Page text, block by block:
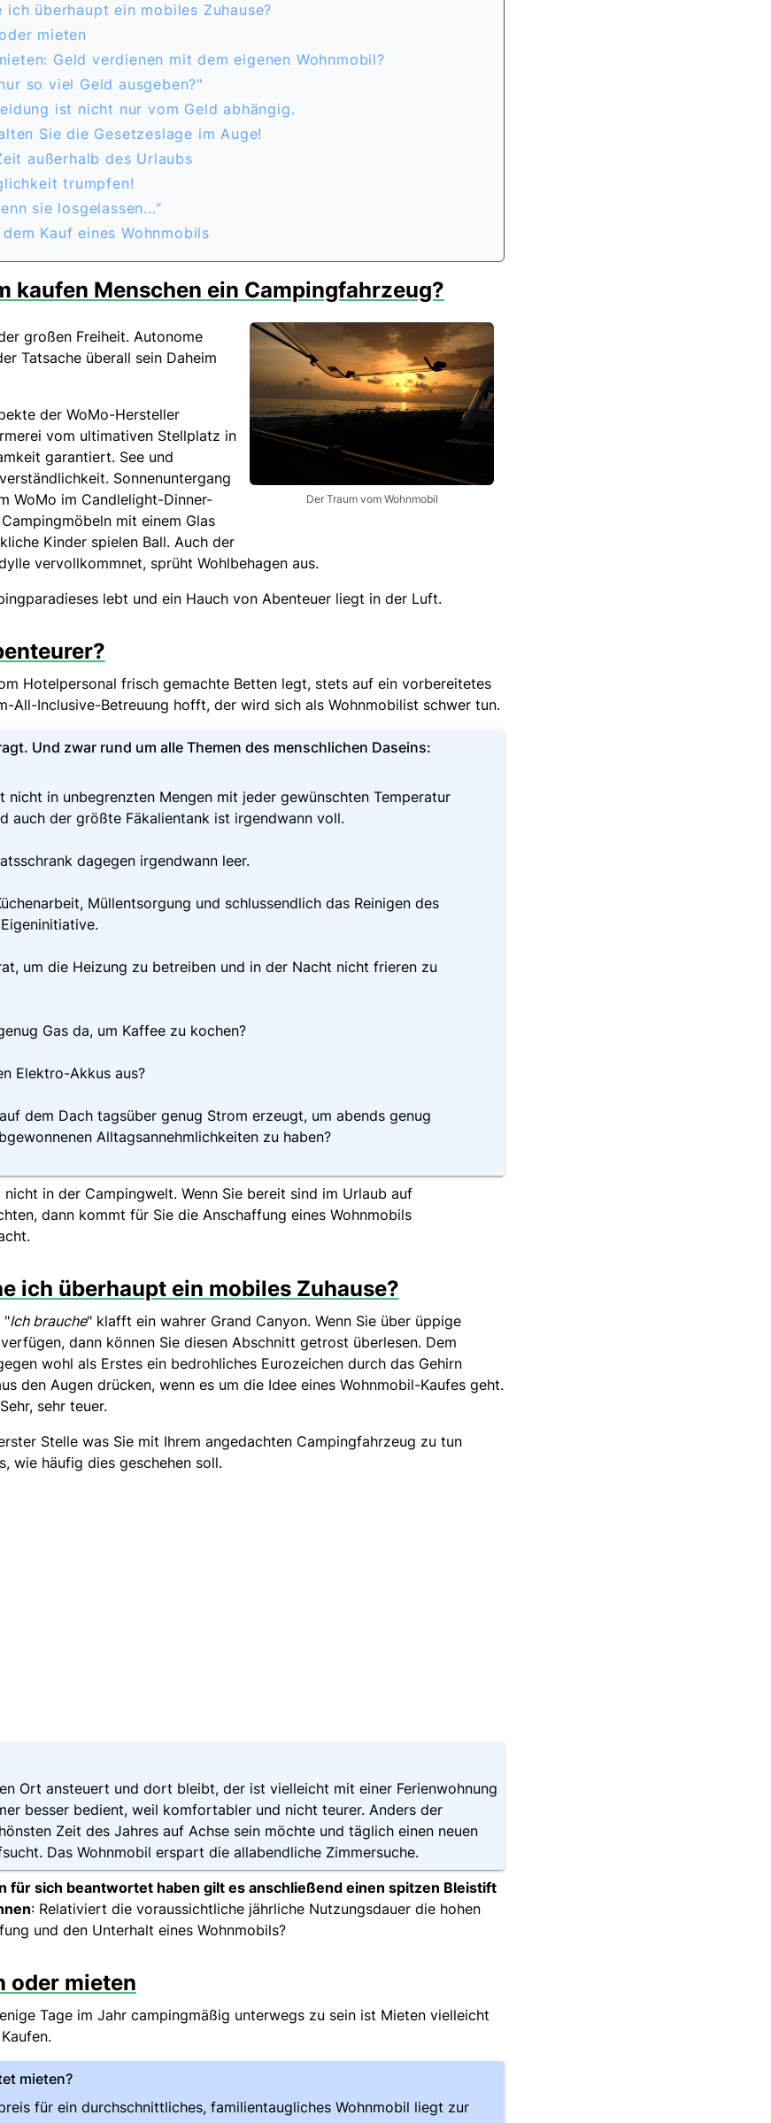
ich überhaupt ein mobiles Zuhause?
mieten
Geld verdienen mit dem eigenen Wohnmobil?
so viel Geld ausgeben?"
ist nicht nur vom Geld abhängig.
Sie die Gesetzeslage im Auge!
außerhalb des Urlaubs
trumpfen!
sie losgelassen..."
Kauf eines Wohnmobils
kaufen Menschen ein Campingfahrzeug?
Der Traum vom Wohnmobil
großen Freiheit. Autonome
Tatsache überall sein Daheim
der WoMo-Hersteller
vom ultimativen Stellplatz in
garantiert. See und
Sonnenuntergang
WoMo im Candlelight-Dinner-
mit einem Glas
Kinder spielen Ball. Auch der
vervollkommnet, sprüht Wohlbehagen aus.
lebt und ein Hauch von Abenteuer liegt in der Luft.
Hotelpersonal frisch gemachte Betten legt, stets auf ein vorbereitetes
All-Inclusive-Betreuung hofft, der wird sich als Wohnmobilist schwer tun.
Und zwar rund um alle Themen des menschlichen Daseins:
nicht in unbegrenzten Mengen mit jeder gewünschten Temperatur
auch der größte Fäkalientank ist irgendwann voll.
dagegen irgendwann leer.
Müllentsorgung und schlussendlich das Reinigen des
um die Heizung zu betreiben und in der Nacht nicht frieren zu
Gas da, um Kaffee zu kochen?
Elektro-Akkus aus?
dem Dach tagsüber genug Strom erzeugt, um abends genug
Alltagsannehmlichkeiten zu haben?
in der Campingwelt. Wenn Sie bereit sind im Urlaub auf
dann kommt für Sie die Anschaffung eines Wohnmobils
ich überhaupt ein mobiles Zuhause?
"Ich brauche" klafft ein wahrer Grand Canyon. Wenn Sie über üppige
dann können Sie diesen Abschnitt getrost überlesen. Dem
wohl als Erstes ein bedrohliches Eurozeichen durch das Gehirn
den Augen drücken, wenn es um die Idee eines Wohnmobil-Kaufes geht.
sehr teuer.
Stelle was Sie mit Ihrem angedachten Campingfahrzeug zu tun
wie häufig dies geschehen soll.
Ort ansteuert und dort bleibt, der ist vielleicht mit einer Ferienwohnung
besser bedient, weil komfortabler und nicht teurer. Anders der
Zeit des Jahres auf Achse sein möchte und täglich einen neuen
Das Wohnmobil erspart die allabendliche Zimmersuche.
für sich beantwortet haben gilt es anschließend einen spitzen Bleistift
: Relativiert die voraussichtliche jährliche Nutzungsdauer die hohen
und den Unterhalt eines Wohnmobils?
oder mieten
Tage im Jahr campingmäßig unterwegs zu sein ist Mieten vielleicht
mieten?
für ein durchschnittliches, familientaugliches Wohnmobil liegt zur